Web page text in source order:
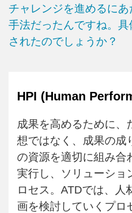
チャレンジを進めるに
手法だったんですね。
されたのでしょうか？
HPI (Human
成果を高めるために、
想ではなく、成果の成
の資源を適切に組み合
実行し、ソリューショ
ロセス。ATDでは、人
画を検討していくプロ